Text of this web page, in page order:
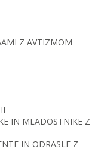
Z AVTIZMOM
IN MLADOSTNIKE Z
IN ODRASLE Z